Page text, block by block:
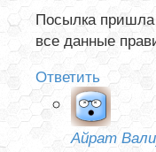
Посылка пришла
все данные
Ответить
Айрат